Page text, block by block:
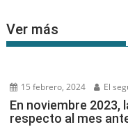
Ver más
15 febrero, 2024 El
En noviembre
respecto al mes